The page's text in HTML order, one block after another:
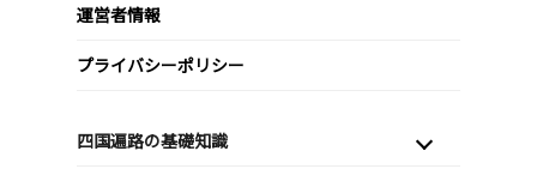
運営者情報
プライバシーポリシー
四国遍路の基礎知識